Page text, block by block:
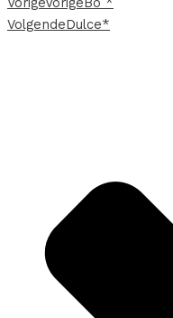
VolgendeDulce*